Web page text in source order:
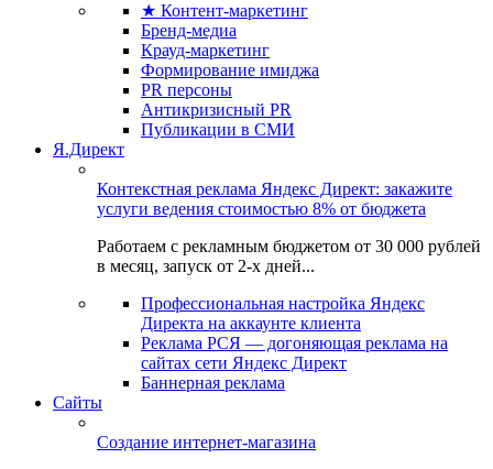
★ Контент-маркетинг
Бренд-медиа
Крауд-маркетинг
Формирование имиджа
PR персоны
Антикризисный PR
Публикации в СМИ
Я.Директ
Контекстная реклама Яндекс Директ: закажите
услуги ведения стоимостью 8% от бюджета
Работаем с рекламным бюджетом от 30 000 рублей
в месяц, запуск от 2-х дней...
Профессиональная настройка Яндекс
Директа на аккаунте клиента
Реклама РСЯ — догоняющая реклама на
сайтах сети Яндекс Директ
Баннерная реклама
Сайты
Создание интернет-магазина